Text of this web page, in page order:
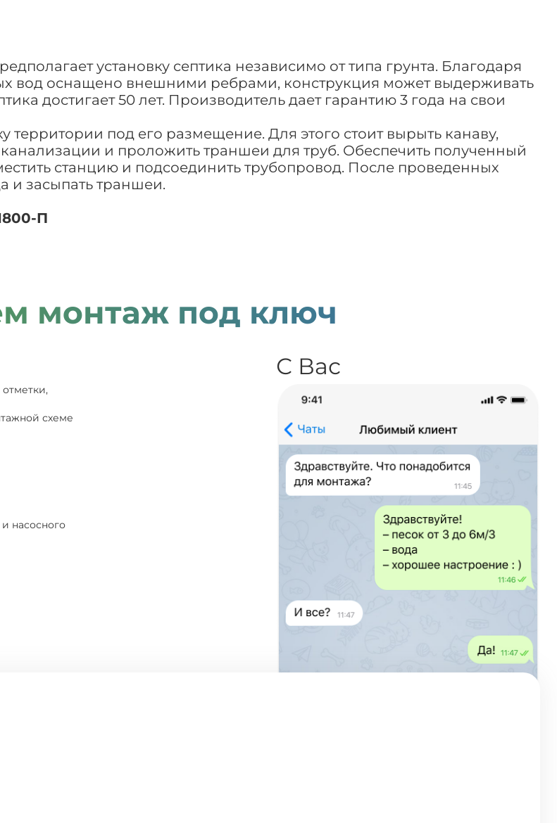
установку септика независимо от типа грунта. Благодаря
вод оснащено внешними ребрами, конструкция может выдерживать
достигает 50 лет. Производитель дает гарантию 3 года на свои
территории под его размещение. Для этого стоит вырыть канаву,
и проложить траншеи для труб. Обеспечить полученный
станцию и подсоединить трубопровод. После проведенных
и засыпать траншеи.
П
монтаж под ключ
схеме
насосного
С Вас